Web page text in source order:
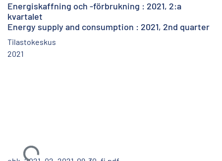
Energiskaffning och -förbrukning : 2021, 2:a
kvartalet
Energy supply and consumption : 2021, 2nd quarter
Tilastokeskus
2021